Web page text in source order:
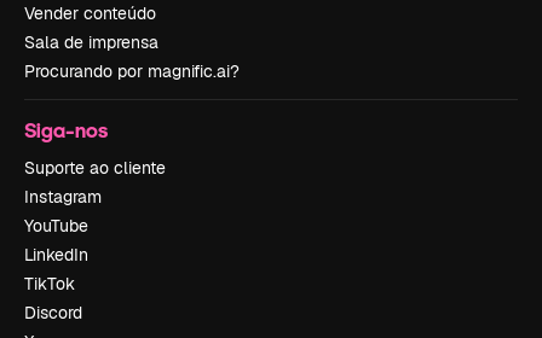
Vender conteúdo
Sala de imprensa
Procurando por magnific.ai?
Siga-nos
Suporte ao cliente
Instagram
YouTube
LinkedIn
TikTok
Discord